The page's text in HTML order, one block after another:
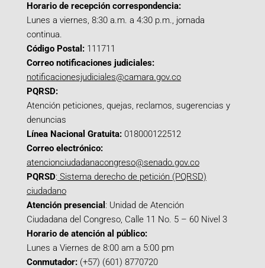
Horario de recepción correspondencia:
Lunes a viernes, 8:30 a.m. a 4:30 p.m., jornada
continua.
Código Postal: 111711
Correo notificaciones judiciales:
notificacionesjudiciales@camara.gov.co
PQRSD:
Atención peticiones, quejas, reclamos, sugerencias y
denuncias
Línea Nacional Gratuita: 018000122512
Correo electrónico:
atencionciudadanacongreso@senado.gov.co
PQRSD: Sistema derecho de petición (PQRSD)
ciudadano
Atención presencial : Unidad de Atención
Ciudadana del Congreso, Calle 11 No. 5 – 60 Nivel 3
Horario de atención al público:
Lunes a Viernes de 8:00 am a 5:00 pm
Conmutador: (+57) (601) 8770720